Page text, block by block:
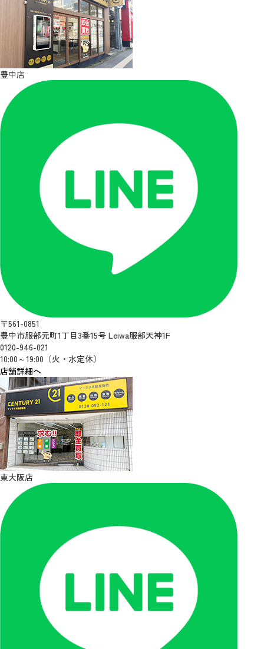
豊中店
〒561-0851
豊中市服部元町1丁目3番15号 Leiwa服部天神1F
0120-946-021
10:00～19:00（火・水定休）
店舗詳細へ
東大阪店